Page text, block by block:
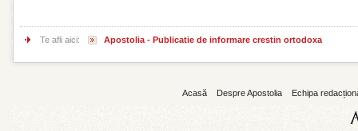
Te afli aici: Apostolia - Publicatie de informare crestin ortodoxa
Acasă Despre Apostolia Echipa